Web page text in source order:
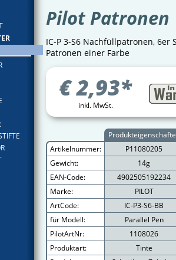
Pilot Patronen
IC-P 3-S6 Nachfüllpatronen, 6er
Patronen einer Farbe
€2,93*
inkl. MwSt.
Artikelnummer:
P11080205
Gewicht:
14g
EAN-Code:
4902505192234
Marke:
PILOT
ArtCode:
IC-P3-S6-BB
für Modell:
Parallel Pen
PilotArtNr:
1108026
Produktart:
Tinte